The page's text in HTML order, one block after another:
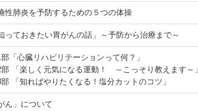
性肺炎を予防するための５つの体操
っておきたい胃がんの話」～予防から治療まで～
「心臓リハビリテーションって何？」
「楽しく元気になる運動！ ～こっそり教えます～」
「知ればやりたくなる！塩分カットのコツ」
ん」について